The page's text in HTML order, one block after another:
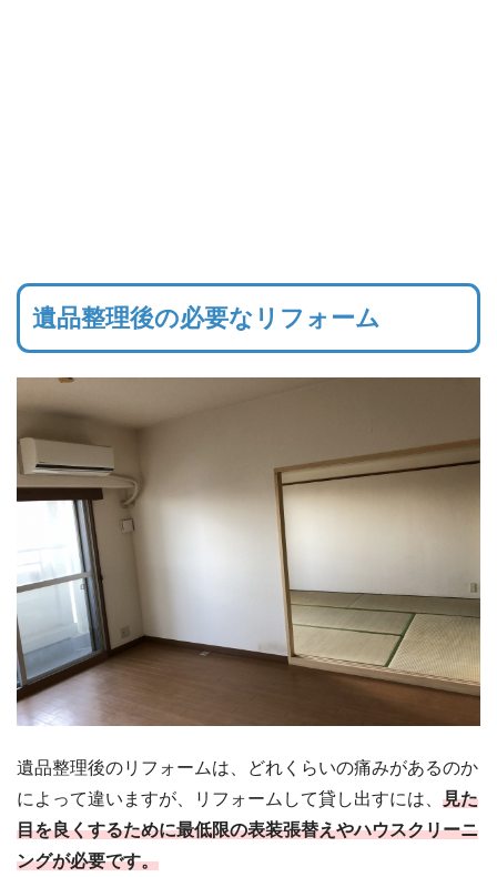
遺品整理後の必要なリフォーム
遺品整理後のリフォームは、どれくらいの痛みがあるのか
によって違いますが、リフォームして貸し出すには、 見た
目を良くするために最低限の表装張替えやハウスクリーニ
ングが必要です。